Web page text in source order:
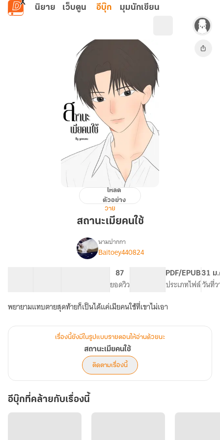
ข้ามไปยังเนื้อหาหลัก
นิยาย เว็บตูน อีบุ๊ก มุมนักเขียน
สถานะ
คนใช้
โหลด
ตัวอย่าง
วาย
สถานะเมียคนใช้
เรื่อง
เมีย
คนใช้
นามปากกา
Baitoey440824
87
ยอดวิว
PDF/EPUB
ประเภทไฟล์
31 ม
วันที่ว
พยายามแทบตายสุดท้ายก็เป็นได้แค่เมียคนใช้ที่เขาไม่เอา
เรื่องนี้ยังมีในรูปแบบรายตอนให้อ่านด้วยนะ
สถานะเมียคนใช้
ติดตามเรื่องนี้
อีบุ๊กที่คล้ายกับเรื่องนี้